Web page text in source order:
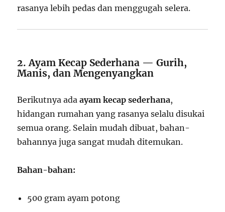
rasanya lebih pedas dan menggugah selera.
2. Ayam Kecap Sederhana — Gurih,
Manis, dan Mengenyangkan
Berikutnya adaayam kecap sederhana,
hidangan rumahan yang rasanya selalu disukai
semua orang. Selain mudah dibuat, bahan-
bahannya juga sangat mudah ditemukan.
Bahan-bahan:
500 gram ayam potong